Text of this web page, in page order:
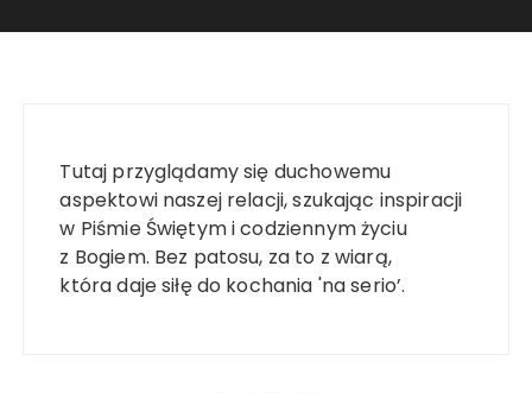
Tutaj przyglądamy się duchowemu
aspektowi naszej relacji, szukając inspiracji
w Piśmie Świętym i codziennym życiu
z Bogiem. Bez patosu, za to z wiarą,
która daje siłę do kochania 'na serio’.